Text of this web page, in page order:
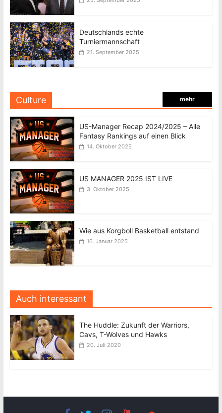
Deutschlands echte
Turniermannschaft
21. September 2025
Culture mehr
US-Manager Recap 2024/2025 – Alle
Fantasy Rankings auf einen Blick
14. Oktober 2025
US MANAGER 2025 IST LIVE
3. Oktober 2025
Wie aus Korgboll Basketball entstand
16. Januar 2025
Auch interessant
The Huddle: Zukunft der Warriors,
Cavs, T-Wolves und Hawks
20. Juli 2020